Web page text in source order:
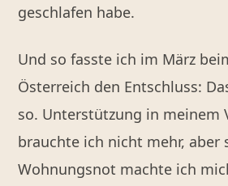
geschlafen habe.
Und so fasste ich im März
Österreich den Entschluss:
so. Unterstützung in meinem
brauchte ich nicht mehr, aber
Wohnungsnot machte ich